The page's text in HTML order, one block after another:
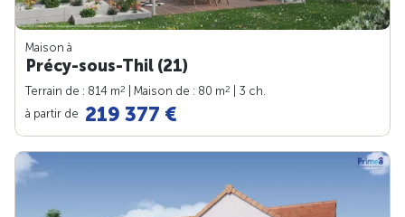
Maison à
Précy-sous-Thil (21)
Terrain de : 814 m2 | Maison de : 80 m2
| 3 ch.
à partir de 219 377 €